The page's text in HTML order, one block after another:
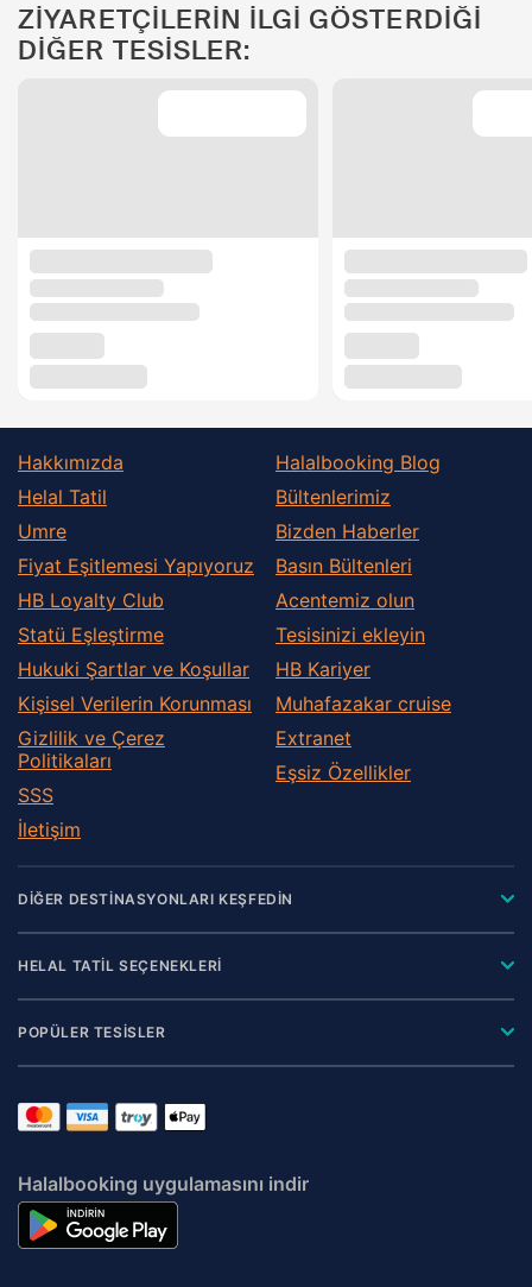
ZİYARETÇİLERİN İLGİ GÖSTERDİĞİ
DİĞER TESİSLER:
Hakkımızda
Helal Tatil
Umre
Fiyat Eşitlemesi Yapıyoruz
HB Loyalty Club
Statü Eşleştirme
Hukuki Şartlar ve Koşullar
Kişisel Verilerin Korunması
Gizlilik ve Çerez
Politikaları
SSS
İletişim
Halalbooking Blog
Bültenlerimiz
Bizden Haberler
Basın Bültenleri
Acentemiz olun
Tesisinizi ekleyin
HB Kariyer
Muhafazakar сruise
Extranet
Eşsiz Özellikler
DİĞER DESTİNASYONLARI KEŞFEDİN
HELAL TATİL SEÇENEKLERİ
POPÜLER TESİSLER
Halalbooking uygulamasını indir